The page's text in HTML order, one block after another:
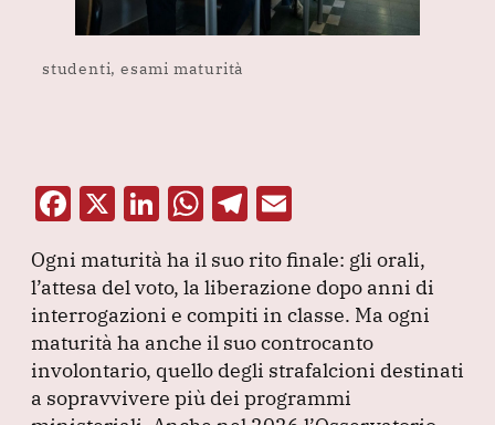
studenti, esami maturità
F
c
e
b
o
o
X Li
k
e
dI
n
W
at
s
A
p
p
T
e
gr
a
m
ai
l
Ogni maturità ha il suo rito finale: gli orali,
l’attesa del voto, la liberazione dopo anni di
interrogazioni e compiti in classe. Ma ogni
maturità ha anche il suo controcanto
involontario, quello degli strafalcioni destinati
a sopravvivere più dei programmi